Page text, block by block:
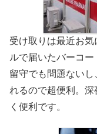
受け取りは最近お
ルで届いたバーコー
留守でも問題ない
れるので超便利。
く便利です。